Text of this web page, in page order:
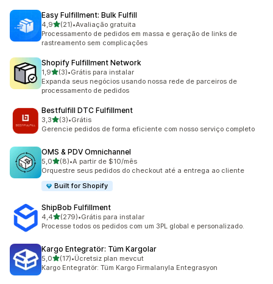
Easy Fulfillment: Bulk Fulfill
4,9de 5 estrelas
(21)
21 avaliações ao todo
•Avaliação gratuita
Processamento de pedidos em massa e geração de links de
rastreamento sem complicações
Shopify Fulfillment Network
1,9de 5 estrelas
(3)
3 avaliações ao todo
•Grátis para instalar
Expanda seus negócios usando nossa rede de parceiros de
processamento de pedidos
Bestfulfill DTC Fulfillment
3,3de 5 estrelas
(3)
3 avaliações ao todo
•Grátis
Gerencie pedidos de forma eficiente com nosso serviço completo
OMS & PDV Omnichannel
5,0de 5 estrelas
(8)
8 avaliações ao todo
•A partir de $10/mês
Orquestre seus pedidos do checkout até a entrega ao cliente
Built for Shopify
ShipBob Fulfillment
4,4de 5 estrelas
(279)
279 avaliações ao todo
•Grátis para instalar
Processe todos os pedidos com um 3PL global e personalizado.
Kargo Entegratör: Tüm Kargolar
5,0de 5 estrelas
(17)
17 avaliações ao todo
•Ücretsiz plan mevcut
Kargo Entegratör: Tüm Kargo Firmalarıyla Entegrasyon